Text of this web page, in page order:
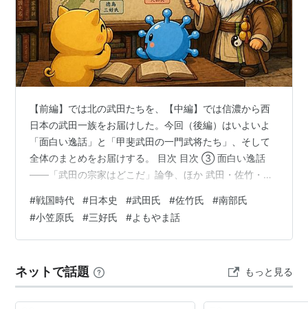
【前編】では北の武田たちを、【中編】では信濃から西
日本の武田一族をお届けした。今回（後編）はいよいよ
「面白い逸話」と「甲斐武田の一門武将たち」、そして
全体のまとめをお届けする。 目次 目次 ③ 面白い逸話
——「武田の宗家はどこだ」論争、ほか 武田・佐竹・南
る——小笠原vs武田信玄 安芸武田氏と毛利元就——若き
元就の「初勝利」 信長以前の覇者——三好長慶という存
在 甲斐武田の一門武将——信玄を支えた個性豊かな顔ぶ
「武田の宗家はどこだ」論争、ほか これだけ多くの義光
流一族が全国に存在するとなれ…
#戦国時代 #日本史 #武田氏 #佐竹氏 #南部氏
#小笠原氏 #三好氏 #よもやま話
ネットで話題 もっと見る